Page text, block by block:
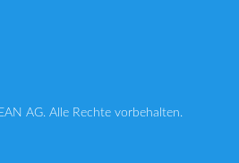
AG. Alle Rechte vorbehalten.